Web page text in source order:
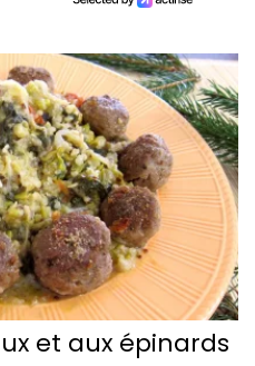
et aux épinards